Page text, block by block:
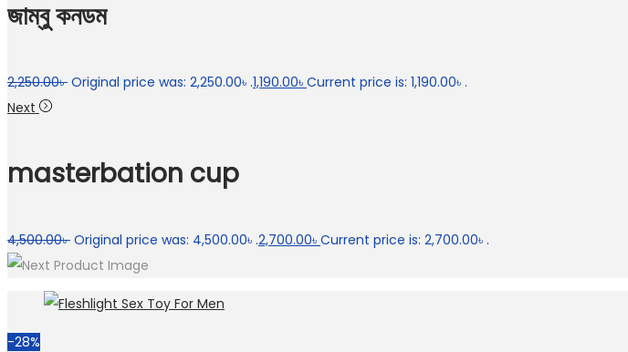
জাম্বু কনডম
2,250.00৳ Original price was: 2,250.00৳ .1,190.00৳ Current price is: 1,190.00৳ .
Next
masterbation cup
4,500.00৳ Original price was: 4,500.00৳ .2,700.00৳ Current price is: 2,700.00৳ .
-28%